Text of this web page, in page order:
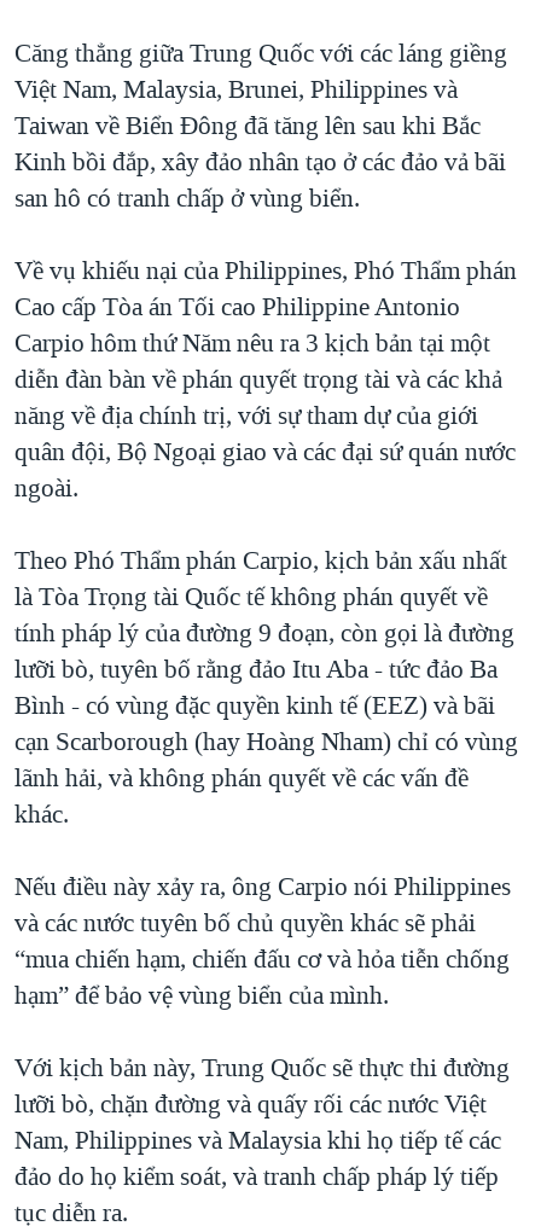
Căng thẳng giữa Trung Quốc với các láng giềng
Việt Nam, Malaysia, Brunei, Philippines và
Taiwan về Biển Đông đã tăng lên sau khi Bắc
Kinh bồi đắp, xây đảo nhân tạo ở các đảo vả bãi
san hô có tranh chấp ở vùng biển.
Về vụ khiếu nại của Philippines, Phó Thẩm phán
Cao cấp Tòa án Tối cao Philippine Antonio
Carpio hôm thứ Năm nêu ra 3 kịch bản tại một
diễn đàn bàn về phán quyết trọng tài và các khả
năng về địa chính trị, với sự tham dự của giới
quân đội, Bộ Ngoại giao và các đại sứ quán nước
ngoài.
Theo Phó Thẩm phán Carpio, kịch bản xấu nhất
là Tòa Trọng tài Quốc tế không phán quyết về
tính pháp lý của đường 9 đoạn, còn gọi là đường
lưỡi bò, tuyên bố rằng đảo Itu Aba - tức đảo Ba
Bình - có vùng đặc quyền kinh tế (EEZ) và bãi
cạn Scarborough (hay Hoàng Nham) chỉ có vùng
lãnh hải, và không phán quyết về các vấn đề
khác.
Nếu điều này xảy ra, ông Carpio nói Philippines
và các nước tuyên bố chủ quyền khác sẽ phải
“mua chiến hạm, chiến đấu cơ và hỏa tiễn chống
hạm” để bảo vệ vùng biển của mình.
Với kịch bản này, Trung Quốc sẽ thực thi đường
lưỡi bò, chặn đường và quấy rối các nước Việt
Nam, Philippines và Malaysia khi họ tiếp tế các
đảo do họ kiểm soát, và tranh chấp pháp lý tiếp
tục diễn ra.